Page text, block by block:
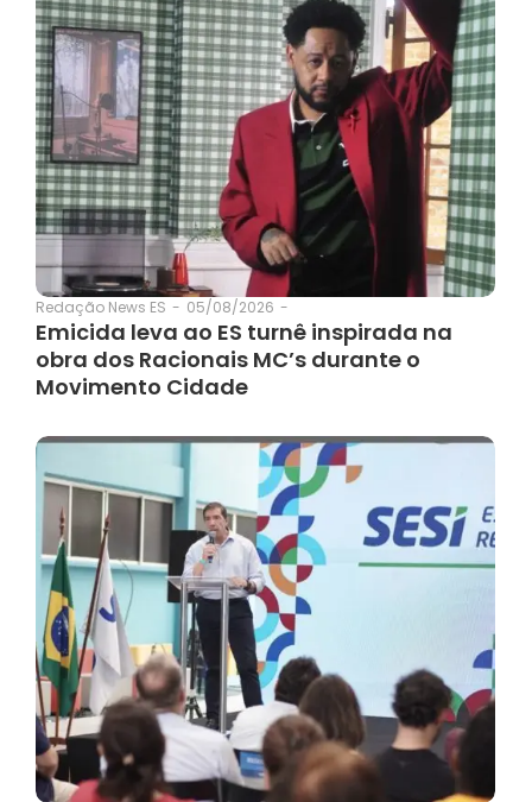
Redação News ES - 05/08/2026 -
Emicida leva ao ES turnê inspirada na
obra dos Racionais MC’s durante o
Movimento Cidade